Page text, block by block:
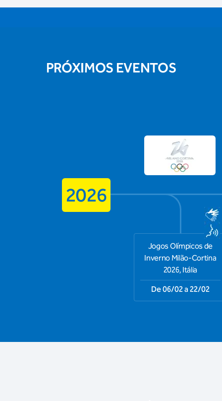
PRÓXIMOS EVENTOS
2026
Jogos Olímpicos de
Inverno Milão-Cortina
2026, Itália
De 06/02 a 22/02